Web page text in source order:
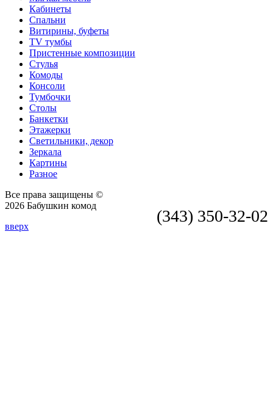
Кабинеты
Спальни
Витирины, буфеты
TV тумбы
Пристенные композиции
Стулья
Комоды
Консоли
Тумбочки
Столы
Банкетки
Этажерки
Светильники, декор
Зеркала
Картины
Разное
(343) 350-32-02
Все права защищены ©
2026 Бабушкин комод
вверх